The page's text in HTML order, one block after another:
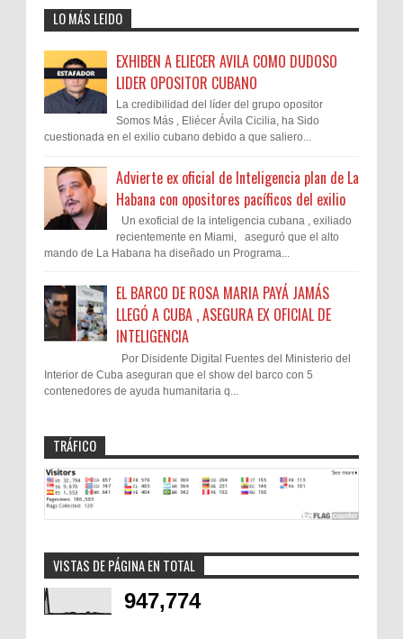
LO MÁS LEIDO
EXHIBEN A ELIECER AVILA COMO DUDOSO
LIDER OPOSITOR CUBANO
La credibilidad del líder del grupo opositor
Somos Más , Eliécer Ávila Cicilia, ha Sido
cuestionada en el exilio cubano debido a que saliero...
Advierte ex oficial de Inteligencia plan de La
Habana con opositores pacíficos del exilio
Un exoficial de la inteligencia cubana , exiliado
recientemente en Miami, aseguró que el alto
mando de La Habana ha diseñado un Programa...
EL BARCO DE ROSA MARIA PAYÁ JAMÁS
LLEGÓ A CUBA , ASEGURA EX OFICIAL DE
INTELIGENCIA
Por Disidente Digital Fuentes del Ministerio del
Interior de Cuba aseguran que el show del barco con 5
contenedores de ayuda humanitaria q...
TRÁFICO
VISTAS DE PÁGINA EN TOTAL
947,774